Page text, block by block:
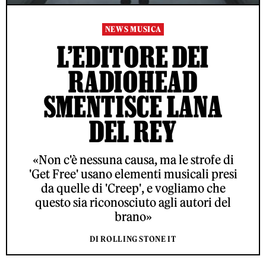
NEWS MUSICA
L’EDITORE DEI
RADIOHEAD
SMENTISCE LANA
DEL REY
«Non c'è nessuna causa, ma le strofe di
'Get Free' usano elementi musicali presi
da quelle di 'Creep', e vogliamo che
questo sia riconosciuto agli autori del
brano»
DI ROLLING STONE IT